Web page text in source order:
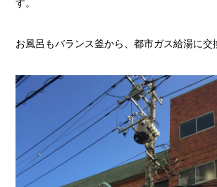
す。
お風呂もバランス釜から、都市ガス給湯に交